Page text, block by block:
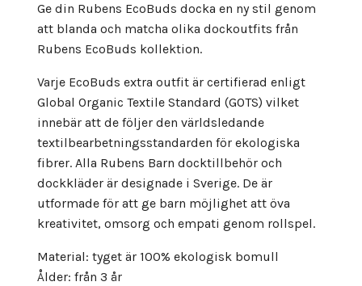
Ge din Rubens EcoBuds docka en ny stil genom
att blanda och matcha olika dockoutfits från
Rubens EcoBuds kollektion.
Varje EcoBuds extra outfit är certifierad enligt
Global Organic Textile Standard (GOTS) vilket
innebär att de följer den världsledande
textilbearbetningsstandarden för ekologiska
fibrer. Alla Rubens Barn docktillbehör och
dockkläder är designade i Sverige. De är
utformade för att ge barn möjlighet att öva
kreativitet, omsorg och empati genom rollspel.
Material: tyget är 100% ekologisk bomull
Ålder: från 3 år